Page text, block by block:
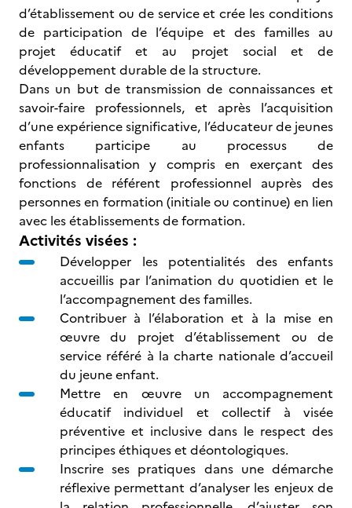
d’établissement ou de service et crée les conditions
de participation de l’équipe et des familles au
projet éducatif et au projet social et de
développement durable de la structure.
Dans un but de transmission de connaissances et
savoir-faire professionnels, et après l’acquisition
d’une expérience significative, l’éducateur de jeunes
enfants participe au processus de
professionnalisation y compris en exerçant des
fonctions de référent professionnel auprès des
personnes en formation (initiale ou continue) en lien
avec les établissements de formation.
Activités visées :
Développer les potentialités des enfants
accueillis par l’animation du quotidien et le
l’accompagnement des familles.
Contribuer à l’élaboration et à la mise en
œuvre du projet d’établissement ou de
service référé à la charte nationale d’accueil
du jeune enfant.
Mettre en œuvre un accompagnement
éducatif individuel et collectif à visée
préventive et inclusive dans le respect des
principes éthiques et déontologiques.
Inscrire ses pratiques dans une démarche
réflexive permettant d’analyser les enjeux de